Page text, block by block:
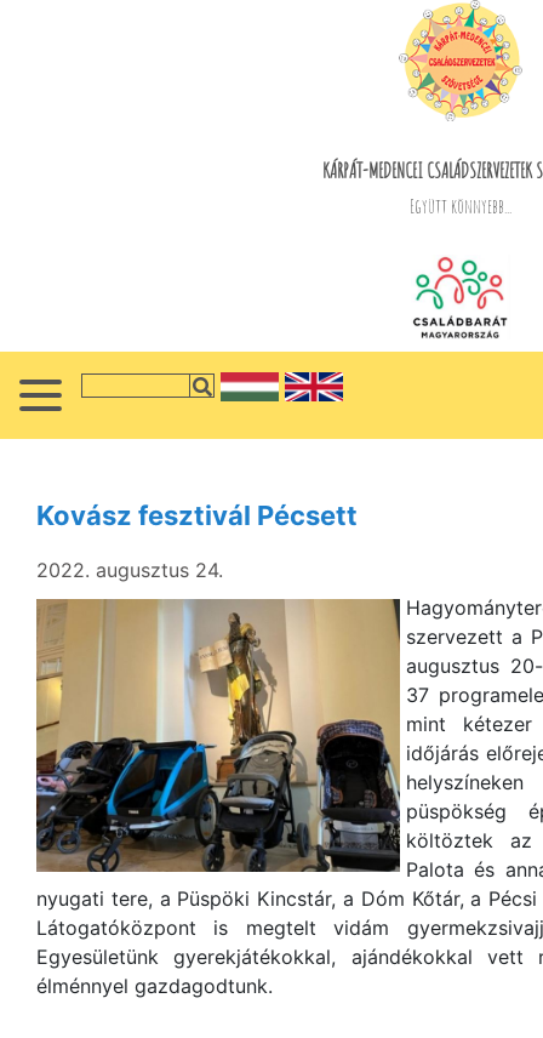
KÁRPÁT-MEDENCEI CSALÁDSZERVEZETEK
Együtt könnyebb...
Kovász fesztivál Pécsett
2022. augusztus 24.
szervezett a
augusztus
37
mint
időjárás
püspökség
költöztek az
Palota és
nyugati tere, a Püspöki Kincstár, a Dóm Kőtár, a
Látogatóközpont is megtelt vidám
Egyesületünk gyerekjátékokkal, ajándékokkal
élménnyel gazdagodtunk.